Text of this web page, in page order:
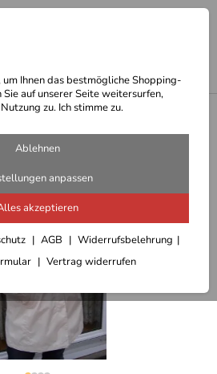
Ihnen das bestmögliche Shopping-
auf unserer Seite weitersurfen,
zu. Ich stimme zu.
Ablehnen
anpassen
akzeptieren
AGB
Widerrufsbelehrung
Vertrag widerrufen